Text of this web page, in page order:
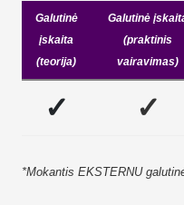
Galutinė
įskaita
(teorija)
Galutinė
(praktinis
vairavimas)
✓ ✓
*Mokantis EKSTERNU